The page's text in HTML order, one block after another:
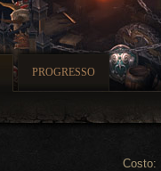
PROGRESSO
Costo: